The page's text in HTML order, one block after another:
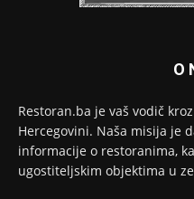
O
Restoran.ba je vaš vodič
Hercegovini. Naša misija je
informacije o restoranima,
ugostiteljskim objektima u